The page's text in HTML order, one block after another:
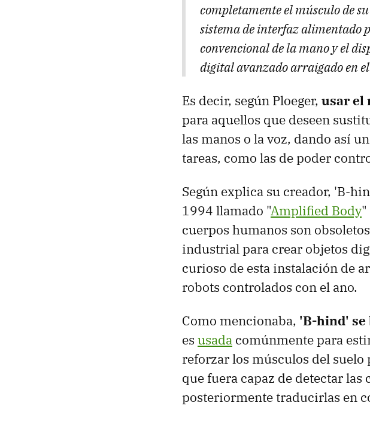
completamente el músculo de
sistema de interfaz alimentado
convencional de la mano y el
digital avanzado arraigado en
Es decir, según Ploeger, usar el
para aquellos que deseen
las manos o la voz, dando así
tareas, como las de poder
Según explica su creador, 'B-
1994 llamado "Amplified Body"
cuerpos humanos son
industrial para crear objetos
curioso de esta instalación de
robots controlados con el ano.
Como mencionaba, 'B-hind' se
es usada comúnmente para
reforzar los músculos del suelo
que fuera capaz de detectar
posteriormente traducirlas en